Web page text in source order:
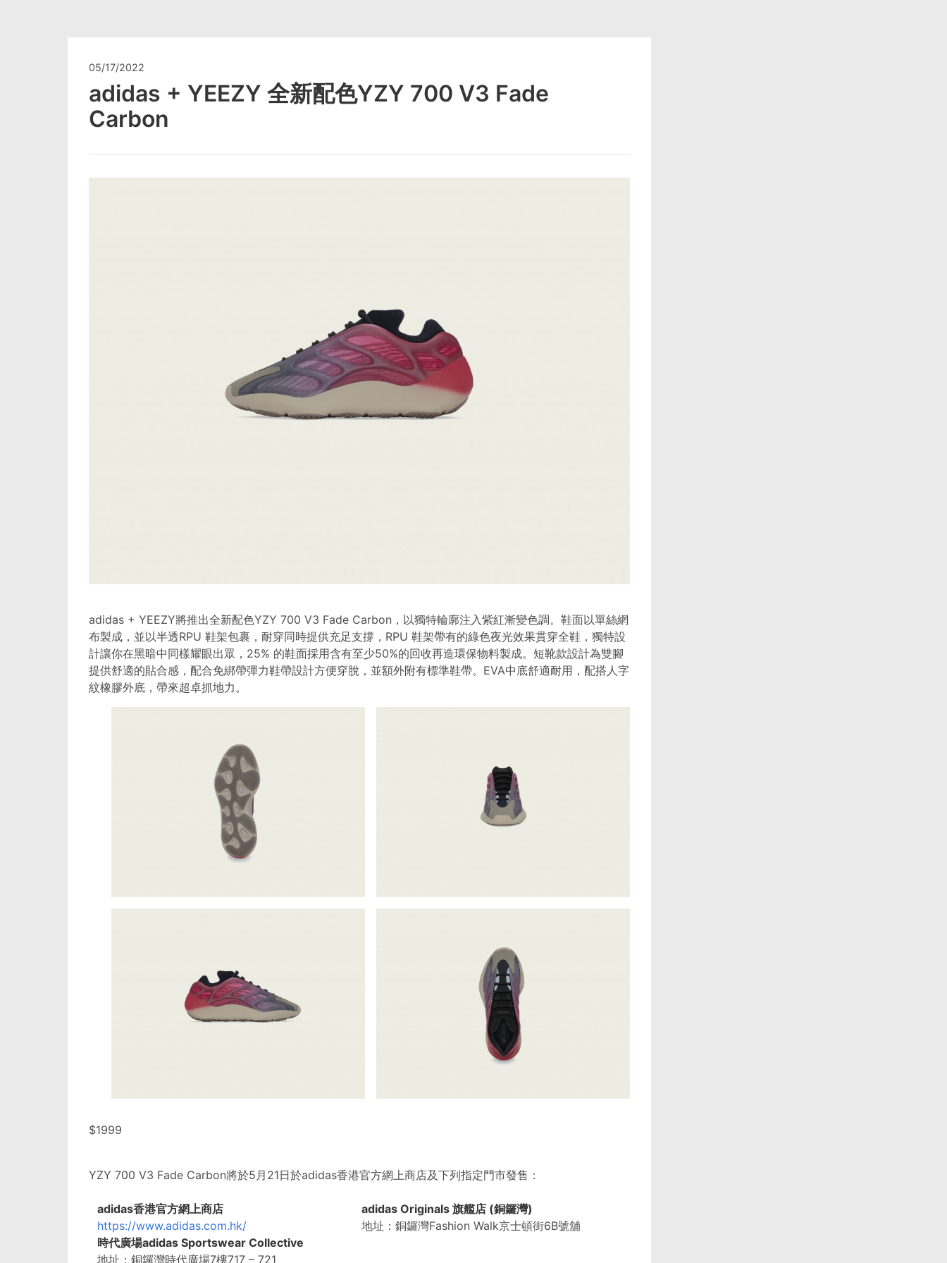
05/17/2022
adidas + YEEZY 全新配色YZY 700 V3 Fade
Carbon
adidas + YEEZY將推出全新配色YZY 700 V3 Fade Carbon，以獨特輪廓注入紫紅漸變色調。鞋面以單絲網
布製成，並以半透RPU 鞋架包裹，耐穿同時提供充足支撐，RPU 鞋架帶有的綠色夜光效果貫穿全鞋，獨特設
計讓你在黑暗中同樣耀眼出眾，25% 的鞋面採用含有至少50%的回收再造環保物料製成。短靴款設計為雙腳
提供舒適的貼合感，配合免綁帶彈力鞋帶設計方便穿脫，並額外附有標準鞋帶。EVA中底舒適耐用，配搭人字
紋橡膠外底，帶來超卓抓地力。
$1999
YZY 700 V3 Fade Carbon將於5月21日於adidas香港官方網上商店及下列指定門市發售：
adidas香港官方網上商店
https://www.adidas.com.hk/
時代廣場adidas Sportswear Collective
地址：銅鑼灣時代廣場7樓717 – 721
adidas Originals 旗艦店 (銅鑼灣)
地址：銅鑼灣Fashion Walk京士頓街6B號舖